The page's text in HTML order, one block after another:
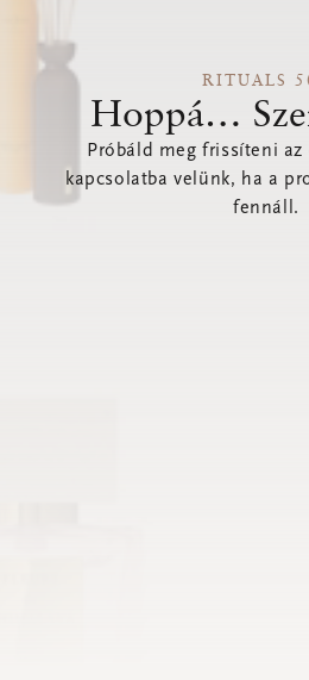
RITUALS
Hoppá…
Próbáld meg frissíteni
kapcsolatba velünk, ha a
fennáll.